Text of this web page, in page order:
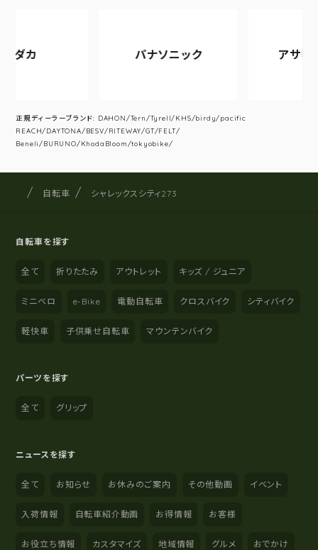
パナソニック アサヒサイクル
正規ディーラーブランド: DAHON/Tern/Tyrell/KHS/birdy/pacific
REACH/DAYTONA/BESV/RITEWAY/GT/FELT/
Beneli/BURUNO/KhodaBloom/tokyobike/
サイト内の現在地
サイクルショップナカゴヤ
自転車 シャレックスシティ273
自転車を探す
全て 折りたたみ アウトレット キッズ / ジュニア
ミニベロ e-Bike 電動自転車 クロスバイク シティバイク
軽快車 子供乗せ自転車 マウンテンバイク
パーツを探す
全て グリップ
ニュースを探す
全て お知らせ お休みのご案内 その他動画 イベント
入荷情報 自転車紹介動画 お得情報 お客様
お役立ち情報 カスタマイズ 地域情報 グルメ おでかけ